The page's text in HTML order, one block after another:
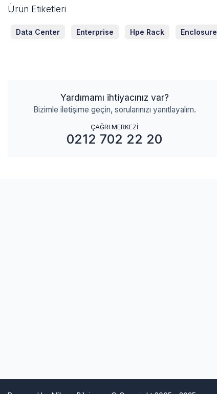
Ürün Etiketleri
Data Center Enterprise Hpe Rack Enclosure
Yardımamı ihtiyacınız var?
Bizimle iletişime geçin, sorularınızı yanıtlayalım.
ÇAĞRI MERKEZİ
0212 702 22 20